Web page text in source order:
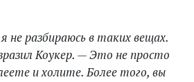
не разбираюсь в таких вещах.
Коукер. — Это не просто
и холите. Более того, вы